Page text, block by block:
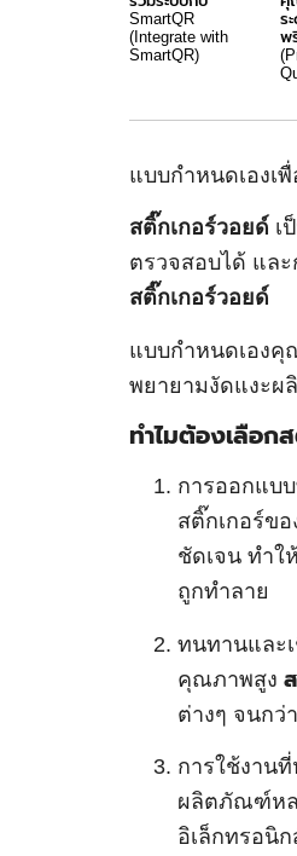
SmartQR
(Integrate with
SmartQR)
ร
พ
แบบกำหนดเองเ
สติ๊กเกอร์วอยด์ เ
ตรวจสอบได้ แล
สติ๊กเกอร์วอยด์
แบบกำหนดเอง
พยายามงัดแงะ
ทำไมต้องเลือก
การออกแบบ
สติ๊กเกอร์ข
ชัดเจน ทำใ
ถูกทำลาย
ทนทานและ
คุณภาพสูง
ต่างๆ จนกว่
การใช้งานที่
ผลิตภัณฑ์หล
อิเล็กทรอนิ